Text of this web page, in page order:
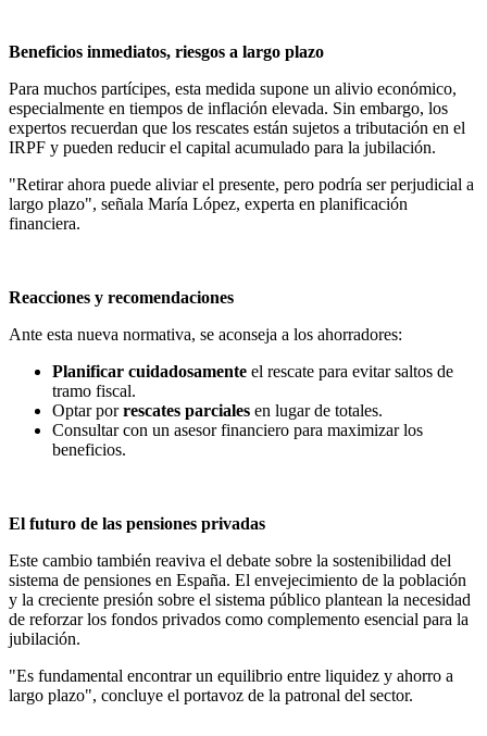
Beneficios inmediatos, riesgos a largo plazo
Para muchos partícipes, esta medida supone un alivio económico,
especialmente en tiempos de inflación elevada. Sin embargo, los
expertos recuerdan que los rescates están sujetos a tributación en el
IRPF y pueden reducir el capital acumulado para la jubilación.
"Retirar ahora puede aliviar el presente, pero podría ser perjudicial a
largo plazo", señala María López, experta en planificación
financiera.
Reacciones y recomendaciones
Ante esta nueva normativa, se aconseja a los ahorradores:
Planificar cuidadosamente el rescate para evitar saltos de
tramo fiscal.
Optar porrescates parciales en lugar de totales.
Consultar con un asesor financiero para maximizar los
beneficios.
El futuro de las pensiones privadas
Este cambio también reaviva el debate sobre la sostenibilidad del
sistema de pensiones en España. El envejecimiento de la población
y la creciente presión sobre el sistema público plantean la necesidad
de reforzar los fondos privados como complemento esencial para la
jubilación.
"Es fundamental encontrar un equilibrio entre liquidez y ahorro a
largo plazo", concluye el portavoz de la patronal del sector.